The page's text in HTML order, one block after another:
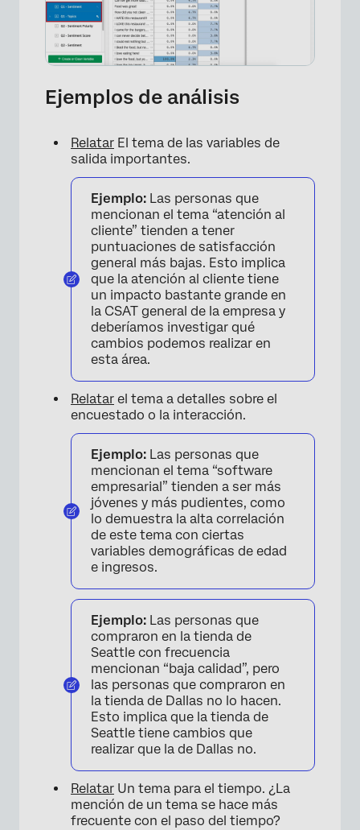
×
Ejemplos de análisis
Relatar El tema de las variables de
salida importantes.
Ejemplo: Las personas que
mencionan el tema “atención al
cliente” tienden a tener
puntuaciones de satisfacción
general más bajas. Esto implica
que la atención al cliente tiene
un impacto bastante grande en
la CSAT general de la empresa y
deberíamos investigar qué
cambios podemos realizar en
esta área.
Relatar el tema a detalles sobre el
encuestado o la interacción.
Ejemplo: Las personas que
mencionan el tema “software
empresarial” tienden a ser más
jóvenes y más pudientes, como
lo demuestra la alta correlación
de este tema con ciertas
variables demográficas de edad
e ingresos.
Ejemplo: Las personas que
compraron en la tienda de
Seattle con frecuencia
mencionan “baja calidad”, pero
las personas que compraron en
la tienda de Dallas no lo hacen.
Esto implica que la tienda de
Seattle tiene cambios que
realizar que la de Dallas no.
Relatar Un tema para el tiempo. ¿La
mención de un tema se hace más
frecuente con el paso del tiempo?